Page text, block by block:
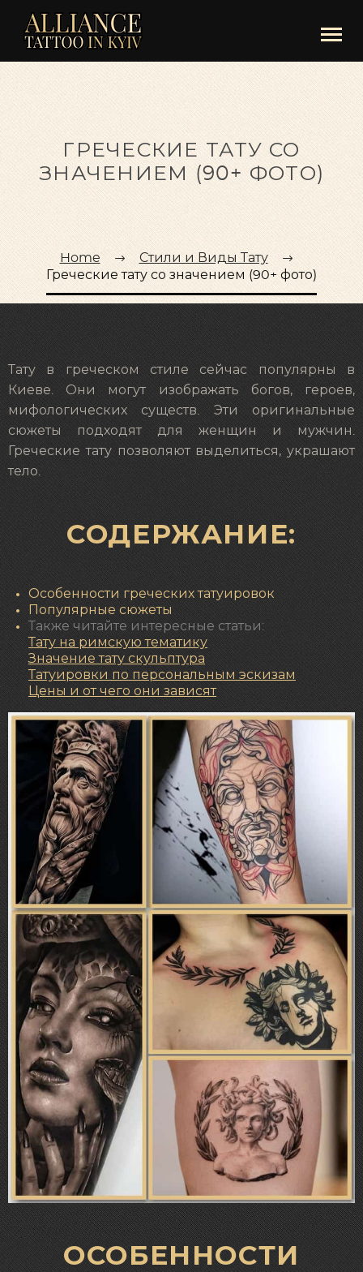
ГРЕЧЕСКИЕ ТАТУ СО
ЗНАЧЕНИЕМ (90+ ФОТО)
Home
Стили и Виды Тату
Греческие тату со значением (90+ фото)
Тату в греческом стиле сейчас популярны в
Киеве. Они могут изображать богов, героев,
мифологических существ. Эти оригинальные
сюжеты подходят для женщин и мужчин.
Греческие тату позволяют выделиться, украшают
тело.
СОДЕРЖАНИЕ:
Особенности греческих татуировок
Популярные сюжеты
Также читайте интересные статьи:
Тату на римскую тематику
Значениетату скульптура
Татуировки по персональным эскизам
Цены и от чего они зависят
ОСОБЕННОСТИ